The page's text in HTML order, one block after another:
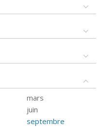
mars
juin
septembre